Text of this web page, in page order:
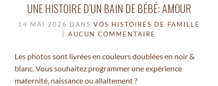
UNE HISTOIRE D’UN BAIN DE BÉBÉ: AMOUR
14 MAI 2026 DANS VOS HISTOIRES DE FAMILLE
AUCUN COMMENTAIRE
Les photos sont livrées en couleurs doublées en noir &
blanc. Vous souhaitez programmer une expérience
maternité, naissance ou allaitement ?